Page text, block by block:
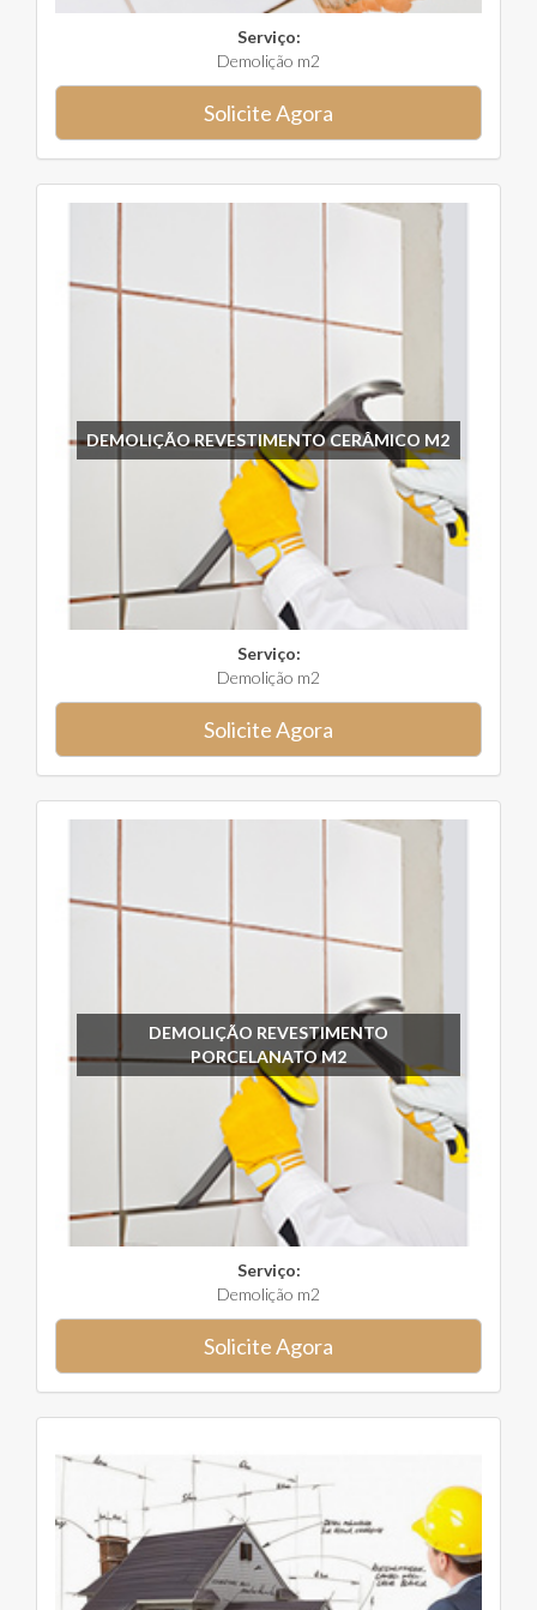
Serviço:
Demolição m2
Solicite Agora
DEMOLIÇÃO REVESTIMENTO CERÂMICO M2
Serviço:
Demolição m2
Solicite Agora
DEMOLIÇÃO REVESTIMENTO
PORCELANATO M2
Serviço:
Demolição m2
Solicite Agora